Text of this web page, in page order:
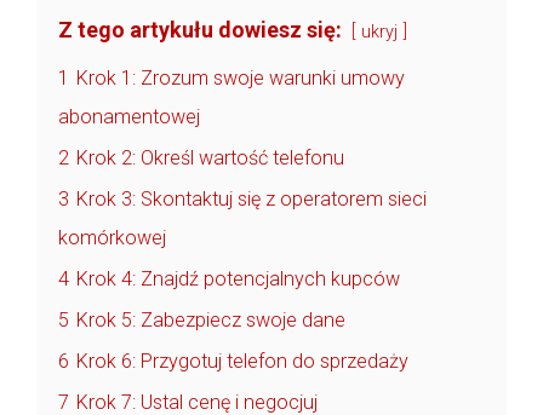
Z tego artykułu dowiesz się: ukryj
1 Krok 1: Zrozum swoje warunki umowy
abonamentowej
2 Krok 2: Określ wartość telefonu
3 Krok 3: Skontaktuj się z operatorem sieci
komórkowej
4 Krok 4: Znajdź potencjalnych kupców
5 Krok 5: Zabezpiecz swoje dane
6 Krok 6: Przygotuj telefon do sprzedaży
7 Krok 7: Ustal cenę i negocjuj